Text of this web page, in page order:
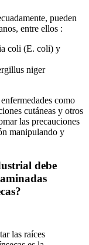
pueden
entre ellos :
coli (E. coli) y
niger
como
cutáneas y otros
las precauciones
manipulando y
debe
las raíces